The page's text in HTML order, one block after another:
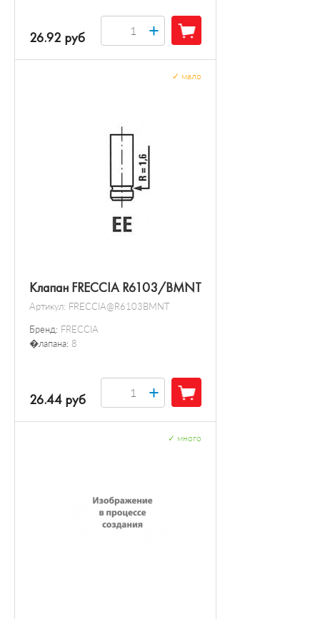
26.92 руб +
Клапан FRECCIA R6103/BMNT
Артикул: FRECCIA@R6103BMNT
Бренд: FRECCIA
�лапана: 8
мало
26.44 руб +
много